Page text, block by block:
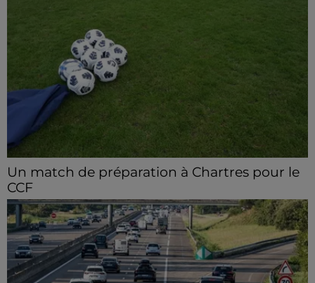
Un match de préparation à Chartres pour le
CCF
Le C'Chartres Football reçoit, samedi 8 août les U19
Nationaux de l’US Orléans.